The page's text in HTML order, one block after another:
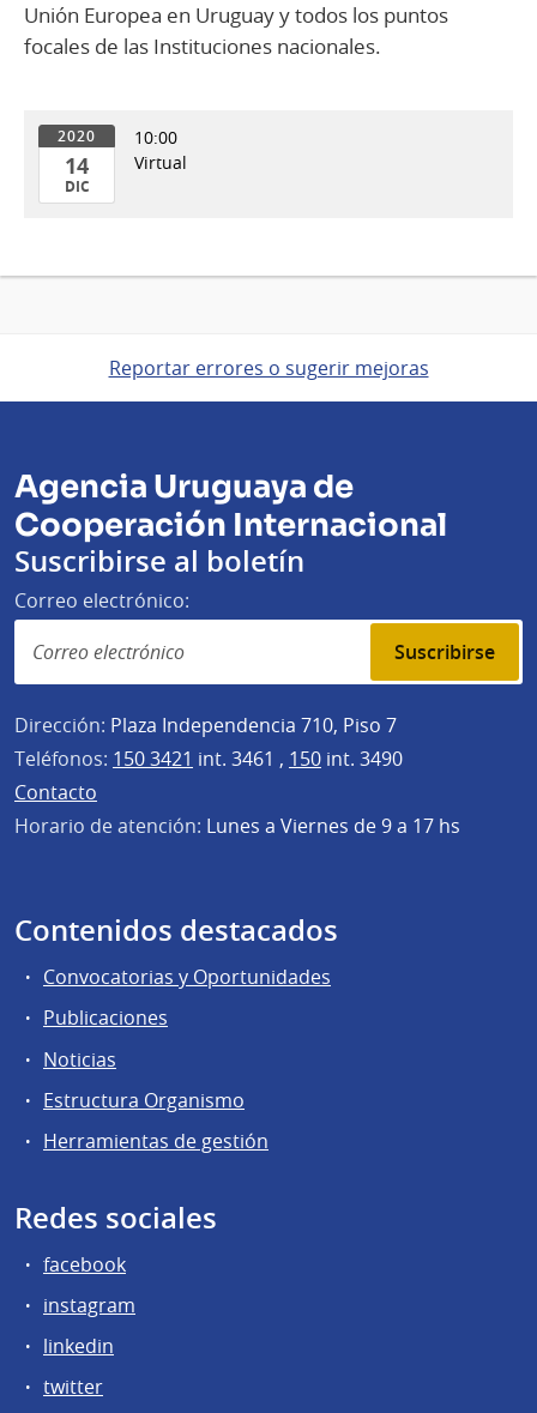
Unión Europea en Uruguay y todos los puntos
focales de las Instituciones nacionales.
2020
14
DIC
Dic
10:00
Virtual
Reportar errores o sugerir mejoras
Agencia Uruguaya de
Cooperación Internacional
Suscribirse al boletín
Correo electrónico:
Suscribirse
Dirección: Plaza Independencia 710, Piso 7
Teléfonos: 150 3421 int. 3461 , 150 int. 3490
Contacto
Horario de atención: Lunes a Viernes de 9 a 17 hs
Contenidos destacados
Convocatorias y Oportunidades
Publicaciones
Noticias
Estructura Organismo
Herramientas de gestión
Redes sociales
facebook
instagram
linkedin
twitter